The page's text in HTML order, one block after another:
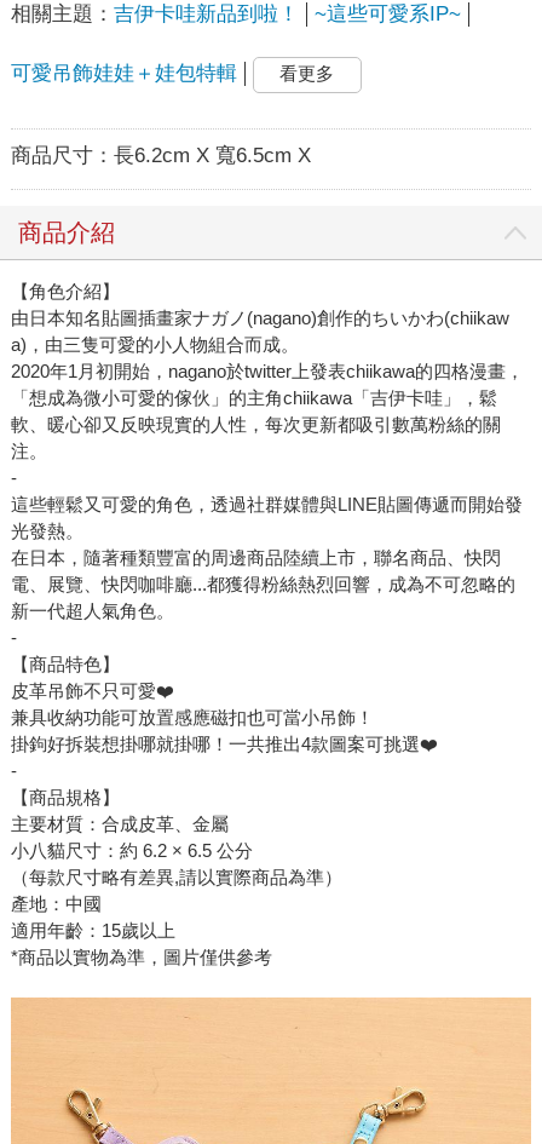
相關主題： 吉伊卡哇新品到啦！ ~這些可愛系IP~
可愛吊飾娃娃＋娃包特輯 看更多
商品尺寸： 長6.2cm X 寬6.5cm X
商品介紹
【角色介紹】
由日本知名貼圖插畫家ナガノ(nagano)創作的ちいかわ(chiikaw
a)，由三隻可愛的小人物組合而成。
2020年1月初開始，nagano於twitter上發表chiikawa的四格漫畫，
「想成為微小可愛的傢伙」的主角chiikawa「吉伊卡哇」，鬆
軟、暖心卻又反映現實的人性，每次更新都吸引數萬粉絲的關
注。
-
這些輕鬆又可愛的角色，透過社群媒體與LINE貼圖傳遞而開始發
光發熱。
在日本，隨著種類豐富的周邊商品陸續上市，聯名商品、快閃
電、展覽、快閃咖啡廳...都獲得粉絲熱烈回響，成為不可忽略的
新一代超人氣角色。
-
【商品特色】
皮革吊飾不只可愛❤️
兼具收納功能可放置感應磁扣也可當小吊飾！
掛鉤好拆裝想掛哪就掛哪！一共推出4款圖案可挑選❤️
-
【商品規格】
主要材質：合成皮革、金屬
小八貓尺寸：約 6.2 × 6.5 公分
（每款尺寸略有差異,請以實際商品為準）
產地：中國
適用年齡：15歲以上
*商品以實物為準，圖片僅供參考